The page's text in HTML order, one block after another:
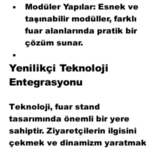
Modüler Yapılar: Esnek ve
taşınabilir modüller, farklı
fuar alanlarında pratik bir
çözüm sunar.
Yenilikçi Teknoloji
Entegrasyonu
Teknoloji, fuar stand
tasarımında önemli bir yere
sahiptir. Ziyaretçilerin ilgisini
çekmek ve dinamizm yaratmak